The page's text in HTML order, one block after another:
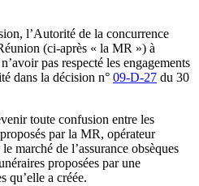
l’Autorité de la concurrence
(ci-après « la MR ») à
pas respecté les engagements
dans la décision n° 09-D-27 du 30
toute confusion entre les
par la MR, opérateur
marché de l’assurance obsèques
proposées par une
qu’elle a créée.